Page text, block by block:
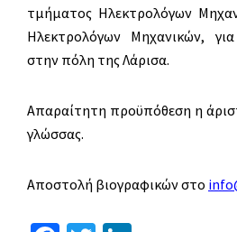
τμήματος Ηλεκτρολόγων
Ηλεκτρολόγων Μηχανικών,
στην πόλη της Λάρισα.
Απαραίτητη προϋπόθεση η
γλώσσας.
Αποστολή βιογραφικών στο